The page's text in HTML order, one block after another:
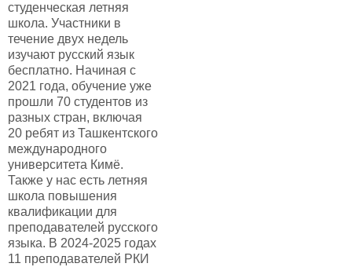
студенческая летняя
школа. Участники в
течение двух недель
изучают русский язык
бесплатно. Начиная с
2021 года, обучение уже
прошли 70 студентов из
разных стран, включая
20 ребят из Ташкентского
международного
университета Кимё.
Также у нас есть летняя
школа повышения
квалификации для
преподавателей русского
языка. В 2024-2025 годах
11 преподавателей РКИ